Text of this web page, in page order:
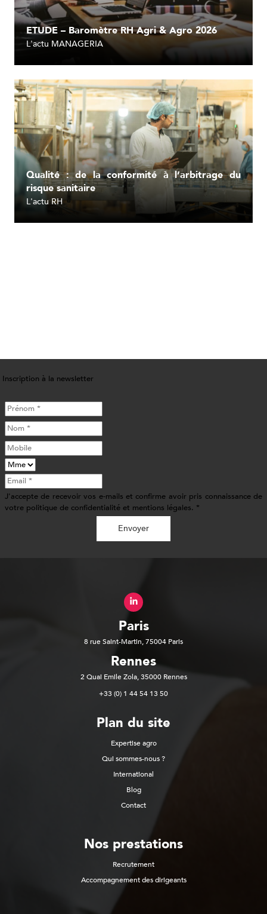
L'actu MANAGERIA
ETUDE – Baromètre RH Agri & Agro 2026
Lire l'article
L'actu RH
Qualité : de la conformité à l’arbitrage du
risque sanitaire
Inscription à la newsletter
J'accepte de recevoir vos e-mails et confirme avoir pris connaissance de
votre politique de confidentialité et mentions légales. *
Envoyer
Paris
8 rue Saint-Martin, 75004 Paris
Rennes
2 Quai Emile Zola, 35000 Rennes
+33 (0) 1 44 54 13 50
Plan du site
Expertise agro
Qui sommes-nous ?
International
Blog
Contact
Nos prestations
Recrutement
Accompagnement des dirigeants